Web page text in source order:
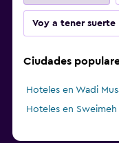
Voy a tener suerte
Ciudades
Hoteles en Wadi
Hoteles en Sweimeh